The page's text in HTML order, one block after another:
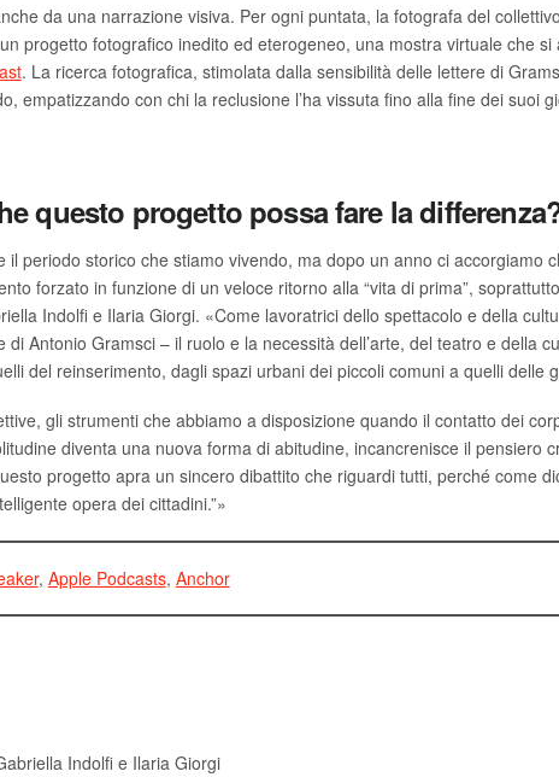
da una narrazione visiva. Per ogni puntata, la fotografa del
progetto fotografico inedito ed eterogeneo, una mostra virtuale che
. La ricerca fotografica, stimolata dalla sensibilità delle lettere di
empatizzando con chi la reclusione l’ha vissuta fino alla fine dei suoi
questo progetto possa fare la
il periodo storico che stiamo vivendo, ma dopo un anno ci
forzato in funzione di un veloce ritorno alla “vita di prima”,
Indolfi e Ilaria Giorgi. «Come lavoratrici dello spettacolo e della
Antonio Gramsci – il ruolo e la necessità dell’arte, del teatro e della
del reinserimento, dagli spazi urbani dei piccoli comuni a quelli
gli strumenti che abbiamo a disposizione quando il contatto dei
diventa una nuova forma di abitudine, incancrenisce il pensiero
progetto apra un sincero dibattito che riguardi tutti, perché come
opera dei cittadini.”»
, Apple Podcasts, Anchor
Indolfi e Ilaria Giorgi